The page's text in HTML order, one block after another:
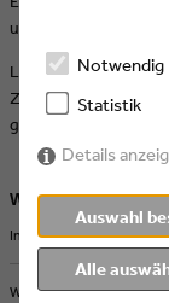
um unseren
Lieber Ben, lieber
Zusammenarbeit mit
gemeinsam mit
Weitere Artikel
Intermission Film joins
Wie KI und Streaming
Notwendig
Statistik
Details
Auswahl
Alle